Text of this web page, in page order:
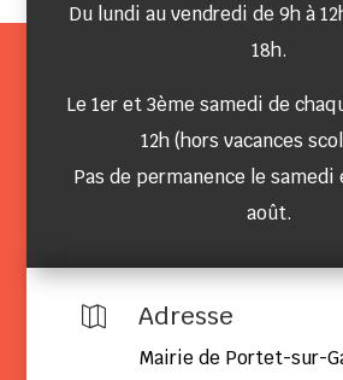
Du lundi au vendredi de 9h à
18h.
Le 1er et 3ème samedi de
12h (hors vacances
Pas de permanence le
août.
 Adresse
Mairie de Portet-sur-